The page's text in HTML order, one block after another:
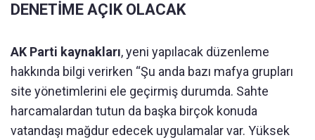
DENETİME AÇIK OLACAK
AK Parti kaynakları, yeni yapılacak düzenleme
hakkında bilgi verirken “Şu anda bazı mafya grupları
site yönetimlerini ele geçirmiş durumda. Sahte
harcamalardan tutun da başka birçok konuda
vatandaşı mağdur edecek uygulamalar var. Yüksek